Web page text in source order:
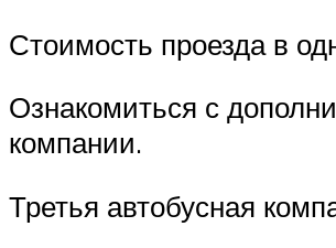
Стоимость проезда в
Ознакомиться с
компании.
Третья автобусная